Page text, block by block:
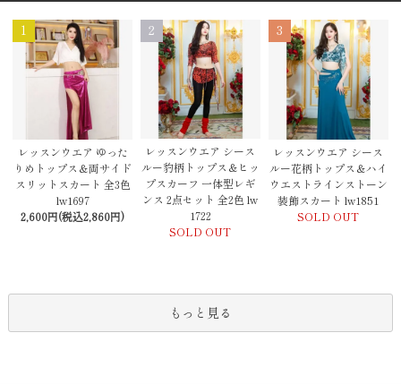
1
レッスンウエア ゆった
りめトップス＆両サイド
スリットスカート 全3色
lw1697
2,600円(税込2,860円)
2
レッスンウエア シース
ルー豹柄トップス＆ヒッ
プスカーフ 一体型レギ
ンス 2点セット 全2色 lw
1722
SOLD OUT
3
レッスンウエア シース
ルー花柄トップス＆ハイ
ウエストラインストーン
装飾スカート lw1851
SOLD OUT
もっと見る